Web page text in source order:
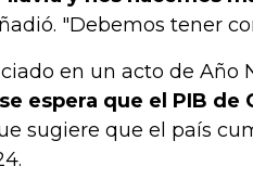
"Debemos tener
en un acto de Año
espera que el PIB de
sugiere que el país